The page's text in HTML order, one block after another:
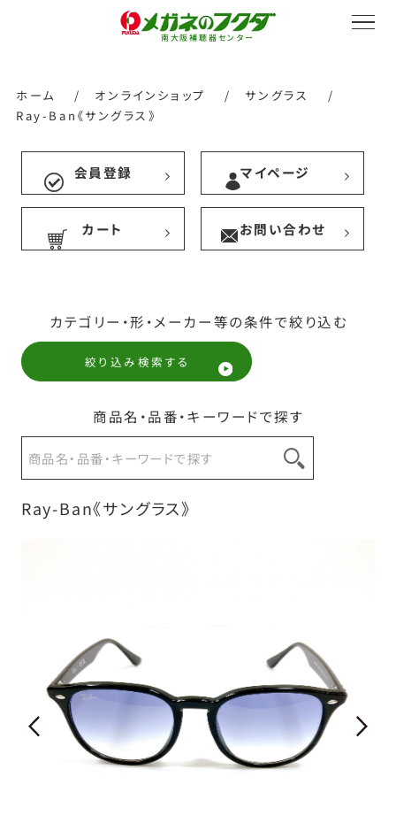
南大阪補聴器センター
サービス紹介
採用情報
ホーム / オンラインショップ / サングラス
/
Ray-Ban《サングラス》
会員登録 マイページ
カート お問い合わせ
カテゴリー・形・メーカー等の条件で絞り込む
絞り込み検索する
商品名・品番・キーワードで探す
Ray-Ban《サングラス》